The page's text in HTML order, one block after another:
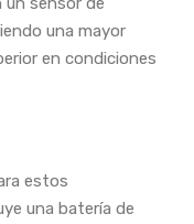
una mayor
en condiciones
estos
una batería de